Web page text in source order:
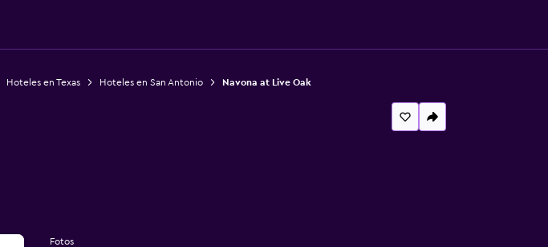
Hoteles en Texas Hoteles en San Antonio Navona at Live Oak
Fotos